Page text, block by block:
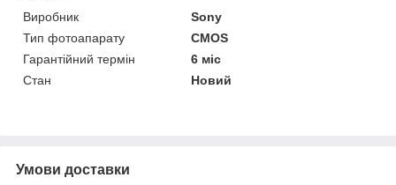
Виробник
Sony
Тип фотоапарату
CMOS
Гарантійний термін
6 міс
Стан
Новий
Умови доставки